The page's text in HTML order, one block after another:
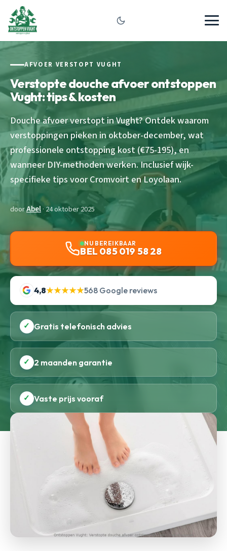
AFVOER VERSTOPT VUGHT
Verstopte douche afvoer ontstoppen
Vught: tips & kosten
Douche afvoer verstopt in Vught? Ontdek waarom
verstoppingen pieken in oktober-december, wat
professionele ontstopping kost (€75-195), en
wanneer DIY-methoden werken. Inclusief wijk-
specifieke tips voor Cromvoirt en Loyolaan.
doorAbel· 24 oktober 2025
NU BEREIKBAAR
BEL 085 019 58 28
4,8★★★★★568 Google reviews
✓ Gratis telefonisch advies
✓ 2 maanden garantie
✓ Vaste prijs vooraf